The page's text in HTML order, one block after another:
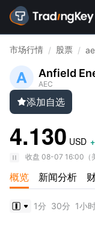
市场行情 / 股票 /
Anfield
AEC
添加自选
4.130 USD
收盘 08-07 16:00 （
概览 新闻分析
1分 30分 1小